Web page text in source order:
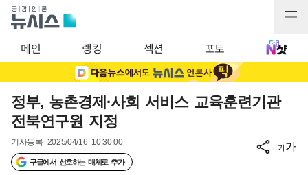
메인 랭킹 섹션 포토
정부, 농촌경제·사회 서비스 교육훈련기관
전북연구원 지정
기사등록 2025/04/16 10:30:00
구글에서 선호하는 매체로 추가
가가